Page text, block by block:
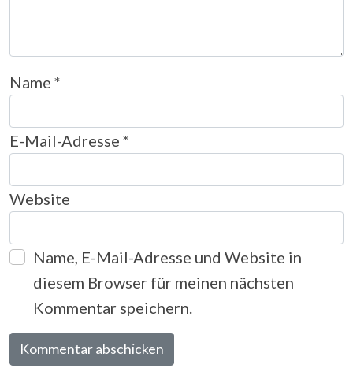
Name *
E-Mail-Adresse *
Website
Name, E-Mail-Adresse und Website in
diesem Browser für meinen nächsten
Kommentar speichern.